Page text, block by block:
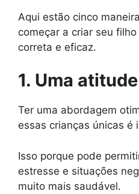
Aqui estão cinco
começar a criar seu
correta e eficaz.
1. Uma
Ter uma abordagem
essas crianças únicas é
Isso porque pode
estresse e situações
muito mais saudável.